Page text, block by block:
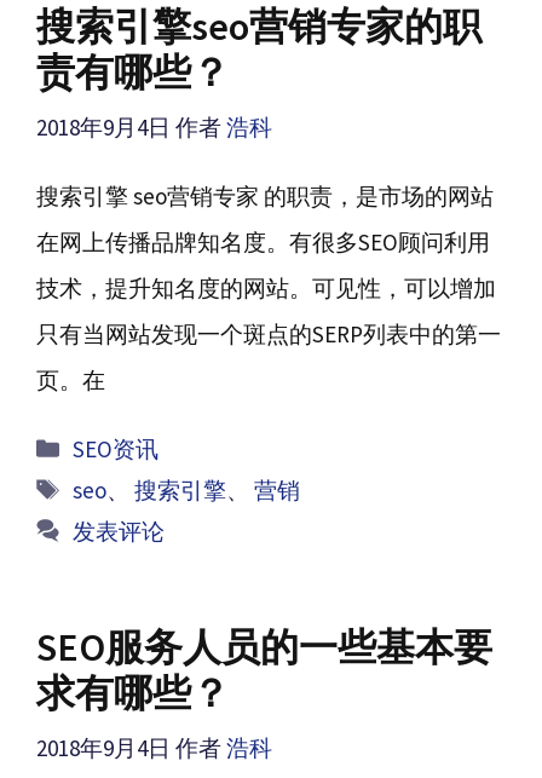
搜索引擎seo营销专家的职
责有哪些？
2018年9月4日 作者浩科
搜索引擎 seo营销专家 的职责，是市场的网站
在网上传播品牌知名度。有很多SEO顾问利用
技术，提升知名度的网站。可见性，可以增加
只有当网站发现一个斑点的SERP列表中的第一
页。在
分
SEO资讯
标
签
seo、搜索引擎、营销
发表评论
SEO服务人员的一些基本要
求有哪些？
2018年9月4日 作者浩科